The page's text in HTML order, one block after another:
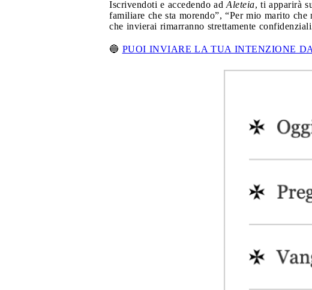
Iscrivendoti e accedendo ad Aleteia, ti apparirà
familiare che sta morendo”, “Per mio marito
che invierai rimarranno strettamente
🔵 PUOI INVIARE LA TUA INTENZIONE